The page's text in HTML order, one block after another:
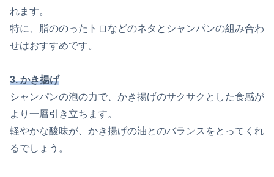
れます。
特に、脂ののったトロなどのネタとシャンパンの組み合わ
せはおすすめです。
3. かき揚げ
シャンパンの泡の力で、かき揚げのサクサクとした食感が
より一層引き立ちます。
軽やかな酸味が、かき揚げの油とのバランスをとってくれ
るでしょう。